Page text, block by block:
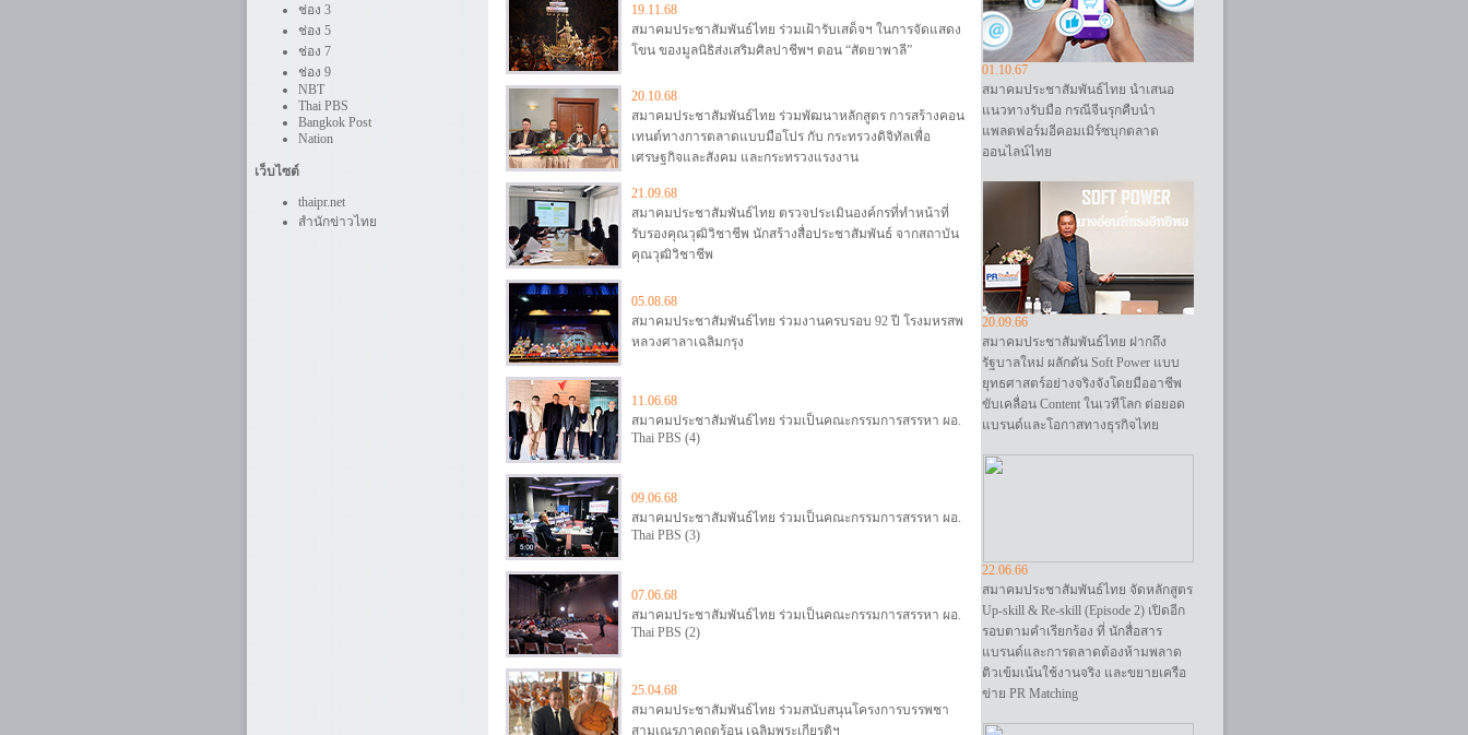
ช่อง 3
ช่อง 5
ช่อง 7
ช่อง 9
NBT
Thai PBS
Bangkok Post
Nation
เว็บไซต์
thaipr.net
สำนักข่าวไทย
19.11.68
สมาคมประชาสัมพันธ์ไทย ร่วมเฝ้ารับเสด็จฯ ในการจัดแสดง
โขน ของมูลนิธิส่งเสริมศิลปาชีพฯ ตอน “สัตยาพาลี”
20.10.68
สมาคมประชาสัมพันธ์ไทย ร่วมพัฒนาหลักสูตร การสร้างคอน
เทนต์ทางการตลาดแบบมือโปร กับ กระทรวงดิจิทัลเพื่อ
เศรษฐกิจและสังคม และกระทรวงแรงงาน
21.09.68
สมาคมประชาสัมพันธ์ไทย ตรวจประเมินองค์กรที่ทำหน้าที่
รับรองคุณวุฒิวิชาชีพ นักสร้างสื่อประชาสัมพันธ์ จากสถาบัน
คุณวุฒิวิชาชีพ
05.08.68
สมาคมประชาสัมพันธ์ไทย ร่วมงานครบรอบ 92 ปี โรงมหรสพ
หลวงศาลาเฉลิมกรุง
11.06.68
สมาคมประชาสัมพันธ์ไทย ร่วมเป็นคณะกรรมการสรรหา ผอ.
Thai PBS (4)
09.06.68
สมาคมประชาสัมพันธ์ไทย ร่วมเป็นคณะกรรมการสรรหา ผอ.
Thai PBS (3)
07.06.68
สมาคมประชาสัมพันธ์ไทย ร่วมเป็นคณะกรรมการสรรหา ผอ.
Thai PBS (2)
25.04.68
สมาคมประชาสัมพันธ์ไทย ร่วมสนับสนุนโครงการบรรพชา
สามเณรภาคฤดูร้อน เฉลิมพระเกียรติฯ
01.10.67
สมาคมประชาสัมพันธ์ไทย นำเสนอ
แนวทางรับมือ กรณีจีนรุกคืบนำ
แพลตฟอร์มอีคอมเมิร์ซบุกตลาด
ออนไลน์ไทย
20.09.66
สมาคมประชาสัมพันธ์ไทย ฝากถึง
รัฐบาลใหม่ ผลักดัน Soft Power แบบ
ยุทธศาสตร์อย่างจริงจังโดยมืออาชีพ
ขับเคลื่อน Content ในเวทีโลก ต่อยอด
แบรนด์และโอกาสทางธุรกิจไทย
22.06.66
สมาคมประชาสัมพันธ์ไทย จัดหลักสูตร
Up-skill & Re-skill (Episode 2) เปิดอีก
รอบตามคำเรียกร้อง ที่ นักสื่อสาร
แบรนด์และการตลาดต้องห้ามพลาด
ติวเข้มเน้นใช้งานจริง และขยายเครือ
ข่าย PR Matching